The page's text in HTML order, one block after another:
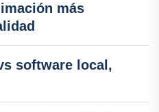
más
software local,